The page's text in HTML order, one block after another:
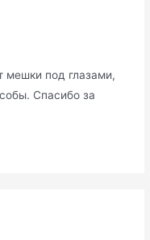
мешки под глазами,
Спасибо за